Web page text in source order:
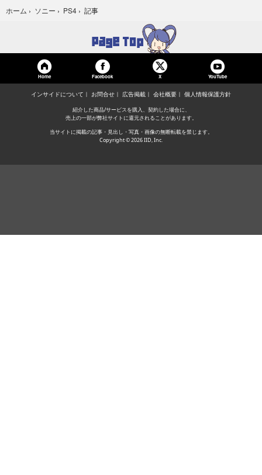
ホーム › ソニー › PS4 › 記事
Home Facebook X YouTube
インサイドについて お問合せ 広告掲載 会社概要 個人情報保護方針
紹介した商品/サービスを購入、契約した場合に、
売上の一部が弊社サイトに還元されることがあります。
当サイトに掲載の記事・見出し・写真・画像の無断転載を禁じます。
Copyright © 2026 IID, Inc.